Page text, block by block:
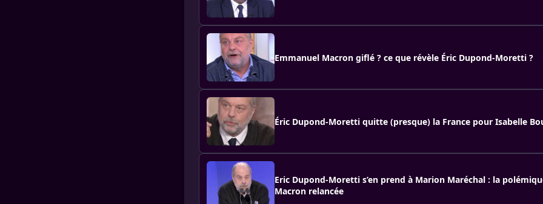
Emmanuel Macron giflé ? ce que révèle Éric Dupond-Moretti ?
Éric Dupond-Moretti quitte (presque) la France pour Isabelle
Eric Dupond-Moretti s’en prend à Marion Maréchal : la
Macron relancée